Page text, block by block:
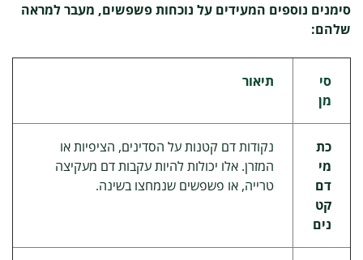
סימנים נוספים המעידים על נוכחות פשפשים, מעבר למראה
שלהם:
סי
מן
תיאור
כת
מי
דם
קט
נים
נקודות דם קטנות על הסדינים, הציפיות או
המזרן. אלו יכולות להיות עקבות דם מעקיצה
טרייה, או פשפשים שנמחצו בשינה.